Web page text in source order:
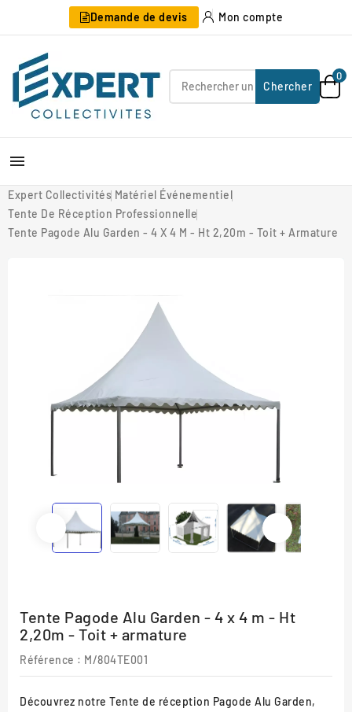
Demande de devis Mon compte
Chercher
0

Expert Collectivités Matériel Événementiel
Tente De Réception Professionnelle
Tente Pagode Alu Garden - 4 X 4 M - Ht 2,20m - Toit + Armature
Tente Pagode Alu Garden - 4 x 4 m - Ht
2,20m - Toit + armature
Référence : M/804TE001
Découvrez notre Tente de réception Pagode Alu Garden,